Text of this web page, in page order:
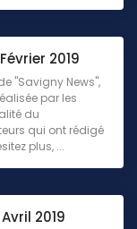
2019
"Savigny News",
par les
du
qui ont rédigé
plus, ...
2019